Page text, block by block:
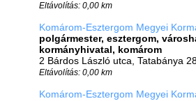
Eltávolítás: 0,00 km
Komárom-Esztergom Megyei
polgármester, esztergom,
kormányhivatal, komárom
2 Bárdos László utca, Tatabánya
Eltávolítás: 0,00 km
Komárom-Esztergom Megyei